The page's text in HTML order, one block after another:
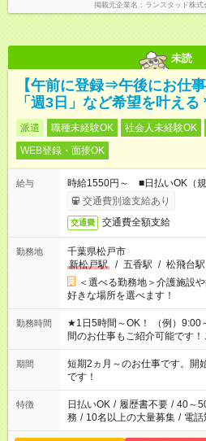
掲載元企業名 ランスタッド株
未読
【午前に登録⇒午後にお仕
「週3日」など希望を叶え
派遣 職種未経験OK 社会人未経験OK
WEB登録・面接OK
給与
時給1550円～ ■日払いOK（
交通費別途支給あり
交通費 交通費全額支給
勤務地
千葉県松戸市
新松戸駅
/ 五香駅 / 松飛台駅
＜選べる勤務地＞介護施
好きな場所を選べます！
勤務時間
★1日5時間～OK！ （例）9:00
間のお仕事もご紹介可能です！
週最低15時間以上の勤務が必
期間
短期2ヵ月～のお仕事です。
です！
特徴 日払いOK / 履歴書不要 / 40～
務 / 10名以上の大量募集 / 電話